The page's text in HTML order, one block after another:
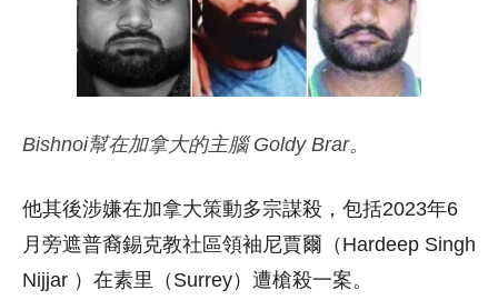
Bishnoi幫在加拿大的主腦 Goldy Brar。
他其後涉嫌在加拿大策動多宗謀殺，包括2023年6
月旁遮普裔錫克教社區領袖尼賈爾（Hardeep Singh
Nijjar ）在素里（Surrey）遭槍殺一案。